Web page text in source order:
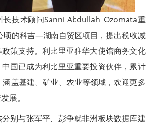
长技术顾问Sanni Abdullahi Ozomata重
顷的科吉—湖南自贸区项目，提出税收减
策支持。利比里亚驻华大使馆商务文化
国已成为利比里亚重要投资伙伴，累计
盖基建、矿业、农业等领域，欢迎更多
展。
别与张军平、彭争就非洲板块数据库建